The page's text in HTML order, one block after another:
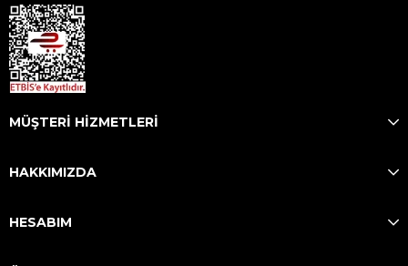
MÜŞTERİ HİZMETLERİ
HAKKIMIZDA
HESABIM